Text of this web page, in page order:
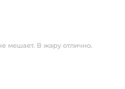
мешает. В жару отлично.